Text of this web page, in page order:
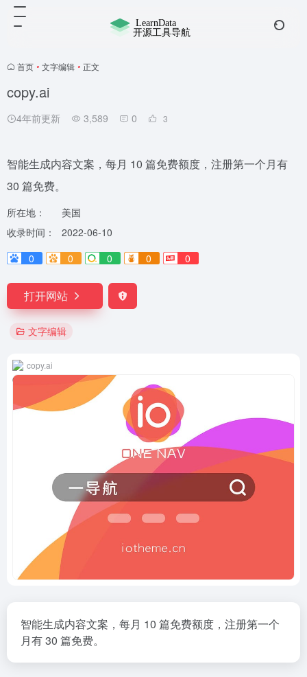
首页 • 文字编辑 • 正文
copy.ai
4年前更新 3,589 0 3
智能生成内容文案，每月 10 篇免费额度，注册第一个月有
30 篇免费。
所在地：
美国
收录时间：
2022-06-10
0
0 0 0 0
打开网站
文字编辑
copy.ai
智能生成内容文案，每月 10 篇免费额度，注册第一个
月有 30 篇免费。